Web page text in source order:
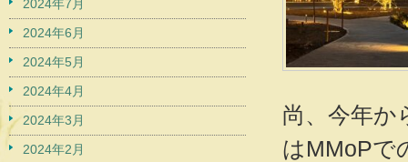
尚、今年か
はMMoPで
2024年7月
2024年6月
2024年5月
2024年4月
2024年3月
2024年2月